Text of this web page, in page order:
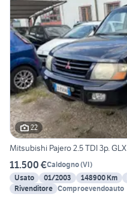
22
Mitsubishi Pajero 2.5 TDI 3p. GLX
11.500 €Caldogno(VI)
Usato
01/2003 148900 Km
Rivenditore Comproevendoauto